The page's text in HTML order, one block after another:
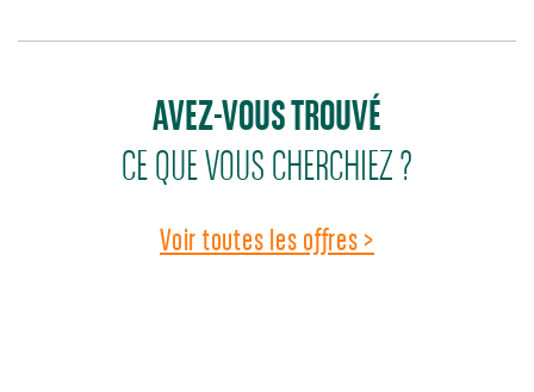
AVEZ-VOUS TROUVÉ
CE QUE VOUS CHERCHIEZ ?
Voir toutes les offres >